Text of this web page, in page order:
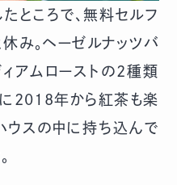
ところで、無料セルフ
み。ヘーゼルナッツバ
アムローストの2種類
に2018年から紅茶も楽
ウスの中に持ち込んで